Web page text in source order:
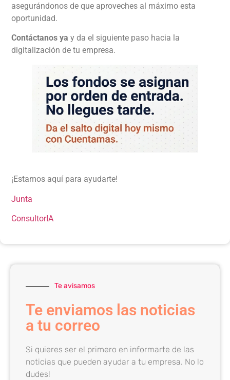
asegurándonos de que aproveches al máximo esta
oportunidad.
Contáctanos ya y da el siguiente paso hacia la
digitalización de tu empresa.
¡Estamos aquí para ayudarte!
Junta
ConsultorIA
Te avisamos
Te enviamos las noticias
a tu correo
Si quieres ser el primero en informarte de las
noticias que pueden ayudar a tu empresa. No lo
dudes!